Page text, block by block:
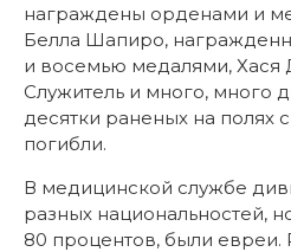
награждены орденами и
Белла Шапиро,
и восемью медалями, Хася
Служитель и много, много
десятки раненых на полях
погибли.
В медицинской службе
разных национальностей,
80 процентов, были евреи.